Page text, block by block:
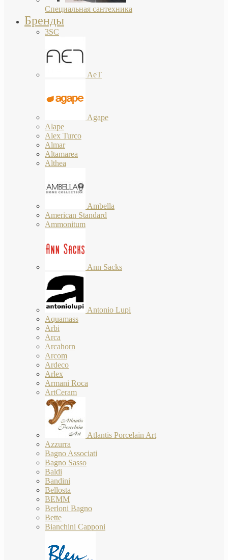
Специальная сантехника
Бренды
3SC
AeT
Agape
Alape
Alex Turco
Almar
Altamarea
Althea
Ambella
American Standard
Ammonitum
Ann Sacks
Antonio Lupi
Aquamass
Arbi
Arca
Arcahorn
Arcom
Ardeco
Arlex
Armani Roca
ArtCeram
Atlantis Porcelain Art
Azzurra
Bagno Associati
Bagno Sasso
Baldi
Bandini
Bellosta
BEMM
Berloni Bagno
Bette
Bianchini Capponi